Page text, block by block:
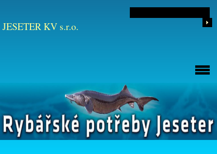
JESETER KV s.r.o.